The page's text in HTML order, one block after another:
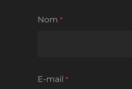
Nom *
E-mail *